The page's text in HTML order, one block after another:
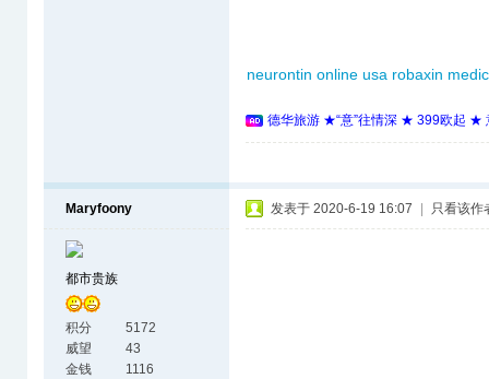
neurontin online usa robaxin
德华旅游 ★“意”往情深 ★ 399欧起 ★
Maryfoony
都市贵族
积分
5172
威望
43
金钱
1116
发表于 2020-6-19 16:07 只看该作